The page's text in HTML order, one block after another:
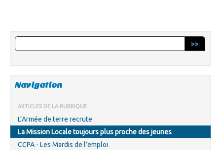
>>
Navigation
ARTICLES DE LA RUBRIQUE
L’Armée de terre recrute
La Mission Locale toujours plus proche des jeunes
CCPA - Les Mardis de l’emploi